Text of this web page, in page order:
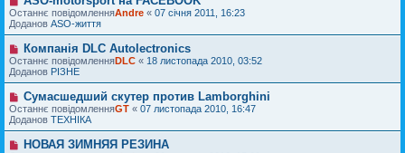
н
я
м
л
е
н
н
я
о
в
і
д
м
л
е
н
я
о
в
е
п
о
в
і
д
о
м
л
е
н
Останнє повідомленняAndre « 07 січня 2011, 16:23
Доданов ASO-життя
Н
о
в
е
п
о
в
і
д
Компанія DLC Autolectronics
Останнє повідомленняDLC « 18 листопада 2010, 03:52
Доданов РІЗНЕ
Н
о
в
е
п
о
Сумасшедший скутер против Lamborghini
Останнє повідомленняGT « 07 листопада 2010, 16:47
Доданов ТЕХНІКА
Н
НОВАЯ ЗИМНЯЯ РЕЗИНА